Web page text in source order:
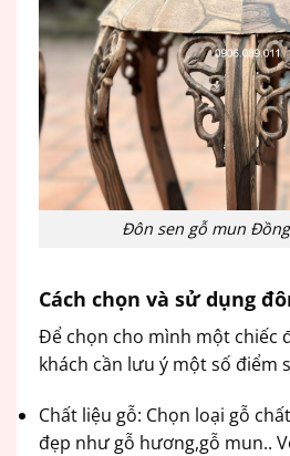
Đôn sen gỗ mun
Cách chọn và sử dụng
Để chọn cho mình một chiếc
khách cần lưu ý một số điểm
Chất liệu gỗ: Chọn loại gỗ
đẹp như gỗ hương,gỗ mun..